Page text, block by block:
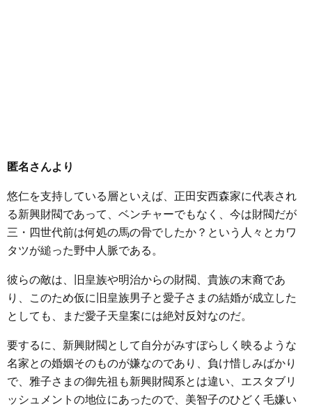
匿名さんより
悠仁を支持している層といえば、正田安西森家に代表され
る新興財閥であって、ベンチャーでもなく、今は財閥だが
三・四世代前は何処の馬の骨でしたか？という人々とカワ
タツが縋った野中人脈である。
彼らの敵は、旧皇族や明治からの財閥、貴族の末裔であ
り、このため仮に旧皇族男子と愛子さまの結婚が成立した
としても、まだ愛子天皇案には絶対反対なのだ。
要するに、新興財閥として自分がみすぼらしく映るような
名家との婚姻そのものが嫌なのであり、負け惜しみばかり
で、雅子さまの御先祖も新興財閥系とは違い、エスタブリ
ッシュメントの地位にあったので、美智子のひどく毛嫌い